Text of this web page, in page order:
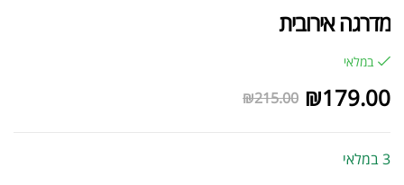
מדרגה אירובית
במלאי
₪215.00 ₪179.00
3 במלאי